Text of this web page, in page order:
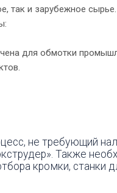
так и зарубежное
для обмотки
не требующий
Также
кромки, станки